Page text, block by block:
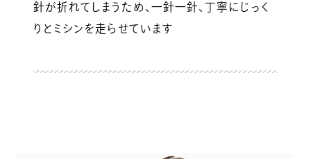
針が折れてしまうため、一針一針、丁寧にじっく
りとミシンを走らせています